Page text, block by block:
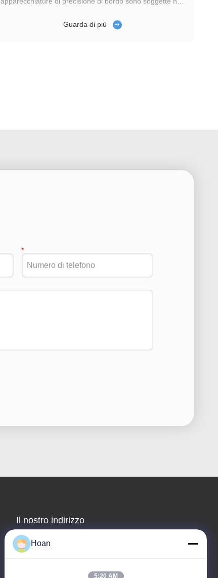
alta intensità e carichi casuali multidimensionali.
Guarda di più
Il nostro indirizzo
Indirizzo aziendale
F7, edificio 2, parco industriale Xinkai, strada Jinye 2,
Hoan
5:20 AM